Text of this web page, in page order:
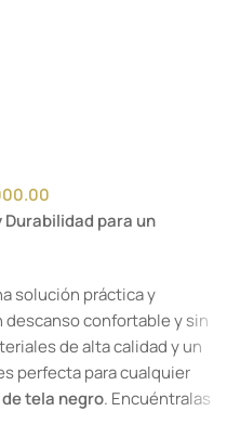
Durabilidad para un
solución práctica y
confortable y sin
de alta calidad y un
perfecta para cualquier
tela negro. Encuéntralas